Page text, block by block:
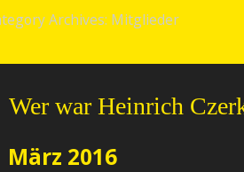
Archives: Mitglieder
Wer war Heinrich
März 2016